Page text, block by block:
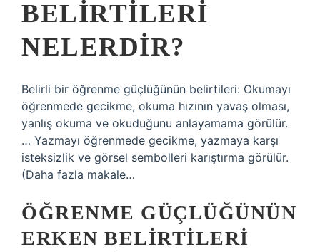
BELIRTILERI
NELERDIR?
Belirli bir öğrenme güçlüğünün belirtileri: Okumayı
öğrenmede gecikme, okuma hızının yavaş olması,
yanlış okuma ve okuduğunu anlayamama görülür.
… Yazmayı öğrenmede gecikme, yazmaya karşı
isteksizlik ve görsel sembolleri karıştırma görülür.
(Daha fazla makale…
ÖĞRENME GÜÇLÜĞÜNÜN
ERKEN BELIRTILERI